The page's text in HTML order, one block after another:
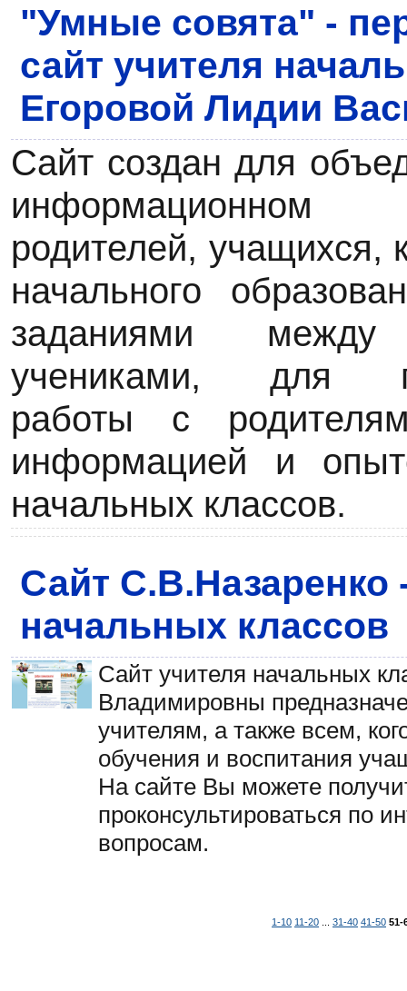
"Умные совята" -
сайт учителя
Егоровой Лидии
Сайт создан для
информационном
родителей, учащихся,
начального
заданиями
учениками, для
работы с
информацией и
начальных классов.
Сайт С.В.Назаренко
начальных классов
Сайт учителя начальных
Владимировны
учителям, а также всем,
обучения и воспитания
На сайте Вы можете
проконсультироваться по
вопросам.
1-10 11-20 31-40 41-50 51-